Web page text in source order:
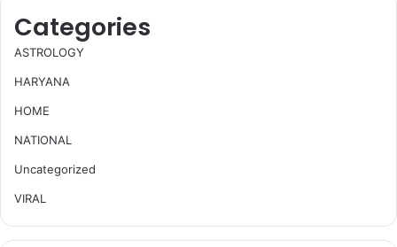
Categories
ASTROLOGY
HARYANA
HOME
NATIONAL
Uncategorized
VIRAL